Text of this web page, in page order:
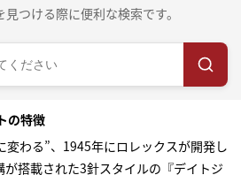
つける際に便利な検索です。
の特徴
変わる”、1945年にロレックスが開発し
搭載された3針スタイルの『デイトジ